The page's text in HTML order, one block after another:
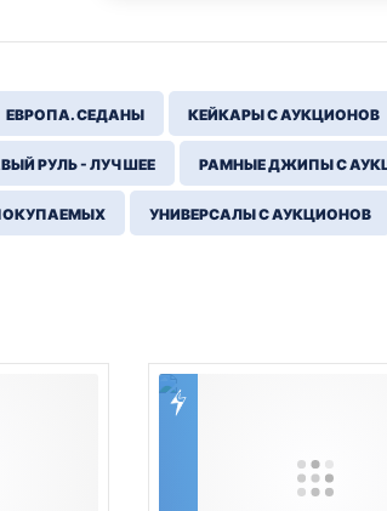
ЕВРОПА. СЕДАНЫ КЕЙКАРЫ С АУКЦИОНОВ
РУЛЬ - ЛУЧШЕЕ РАМНЫЕ ДЖИПЫ С
УНИВЕРСАЛЫ С АУКЦИОНОВ